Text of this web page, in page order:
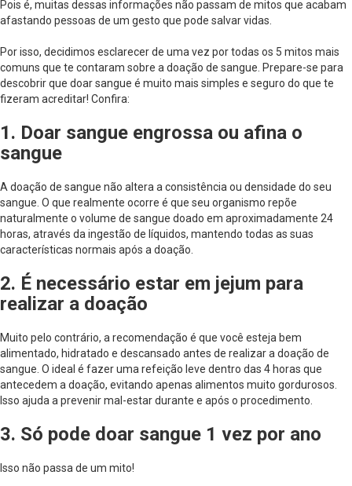
Pois é, muitas dessas informações não passam de mitos que acabam
afastando pessoas de um gesto que pode salvar vidas.
Por isso, decidimos esclarecer de uma vez por todas os 5 mitos mais
comuns que te contaram sobre a doação de sangue. Prepare-se para
descobrir que doar sangue é muito mais simples e seguro do que te
fizeram acreditar! Confira:
1. Doar sangue engrossa ou afina o
sangue
A doação de sangue não altera a consistência ou densidade do seu
sangue. O que realmente ocorre é que seu organismo repõe
naturalmente o volume de sangue doado em aproximadamente 24
horas, através da ingestão de líquidos, mantendo todas as suas
características normais após a doação.
2. É necessário estar em jejum para
realizar a doação
Muito pelo contrário, a recomendação é que você esteja bem
alimentado, hidratado e descansado antes de realizar a doação de
sangue. O ideal é fazer uma refeição leve dentro das 4 horas que
antecedem a doação, evitando apenas alimentos muito gordurosos.
Isso ajuda a prevenir mal-estar durante e após o procedimento.
3. Só pode doar sangue 1 vez por ano
Isso não passa de um mito!